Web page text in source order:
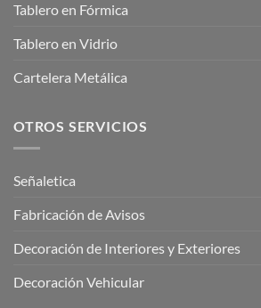
Tablero en Fórmica
Tablero en Vidrio
Cartelera Metálica
OTROS SERVICIOS
Señaletica
Fabricación de Avisos
Decoración de Interiores y Exteriores
Decoración Vehicular